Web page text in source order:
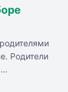
подход и
Родители